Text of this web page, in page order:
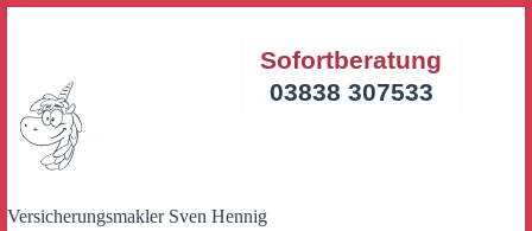
Versicherungsmakler Sven Hennig
Sofortberatung
03838 307533